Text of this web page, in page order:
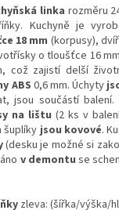
linka rozměru
Kuchyně je
18 mm (korpusy),
o tloušťce 16 mm
což zajistí delší
ABS0,6 mm. Úchyty
jsou součástí balení.
na lištu (2 ks v
šuplíky jsou kovové.
(desku je možné si
v demontu se
zleva: (šířka/výška/